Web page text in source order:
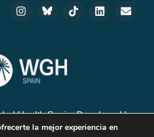
Health Spain. Developed by:
la mejor experiencia en